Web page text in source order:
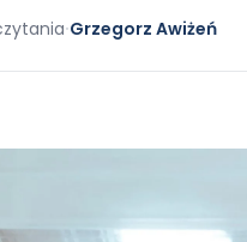
•Grzegorz Awiżeń